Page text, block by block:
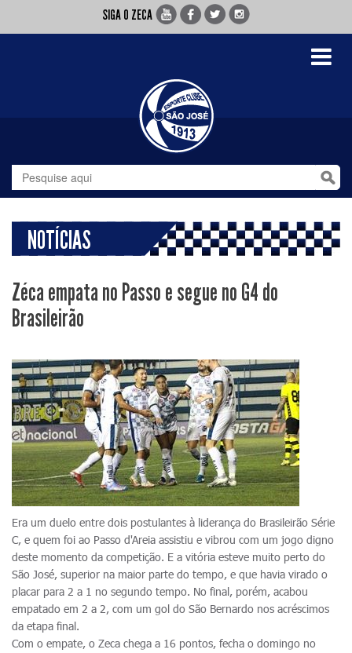
SIGA O ZECA
Toggle
NOTÍCIAS
Zéca empata no Passo e segue no G4 do
Brasileirão
Era um duelo entre dois postulantes à liderança do Brasileirão Série
C, e quem foi ao Passo d'Areia assistiu e vibrou com um jogo digno
deste momento da competição. E a vitória esteve muito perto do
São José, superior na maior parte do tempo, e que havia virado o
placar para 2 a 1 no segundo tempo. No final, porém, acabou
empatado em 2 a 2, com um gol do São Bernardo nos acréscimos
da etapa final.
Com o empate, o Zeca chega a 16 pontos, fecha o domingo no